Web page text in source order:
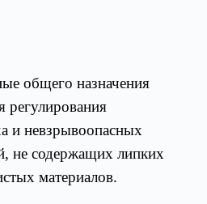
общего назначения
регулирования
и невзрывоопасных
не содержащих липких
материалов.